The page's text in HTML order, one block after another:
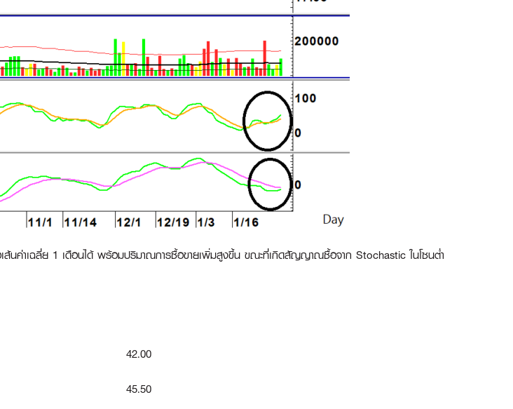
นค่าเฉลี่ย 1 เดือนได้ พร้อมปริมาณการซื้อขายเพิ่มสูงขึ้น ขณะที่เกิดสัญญาณซื้อจาก Stochastic ในโซนต่ำ
42.00
45.50